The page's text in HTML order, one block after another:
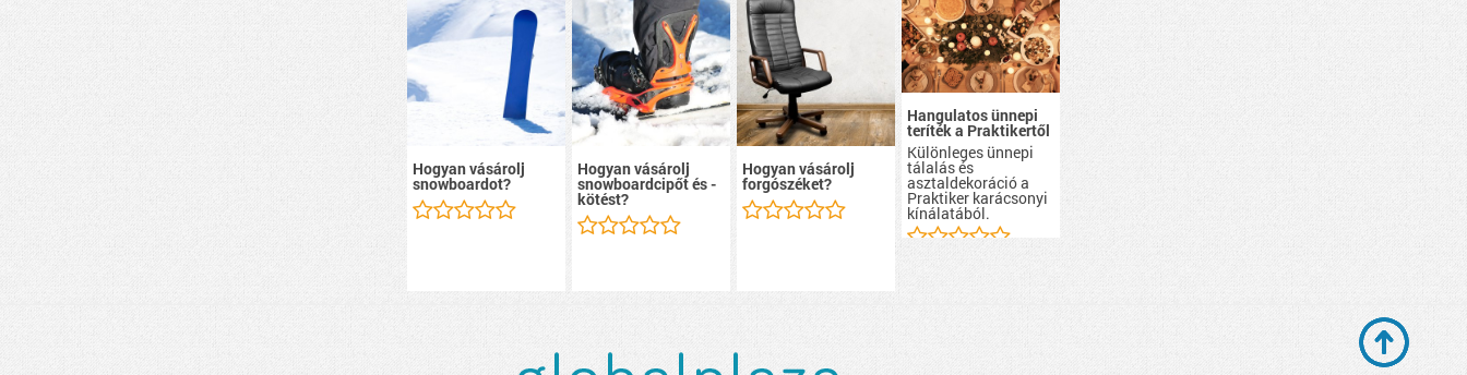
Hogyan vásárolj
snowboardot?
Hogyan vásárolj
snowboardcipőt és -
kötést?
Hogyan vásárolj
forgószéket?
Hangulatos ünnepi
teríték a Praktikertől
Különleges ünnepi
tálalás és
asztaldekoráció a
Praktiker karácsonyi
kínálatából.